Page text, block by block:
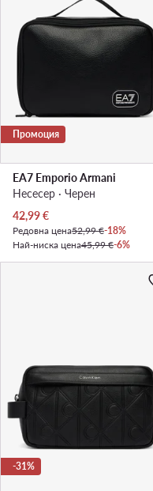
Промоция
EA7 Emporio Armani
Несесер · Черен
Актуална цена
42,99€
Редовна цена52,99 €-18%
Най-ниска цена45,99 €-6%
-31%